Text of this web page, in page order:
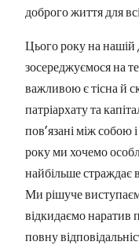
доброго життя для
Цього року на нашій
зосереджуємося на
важливою є тісна й
патріархату та
пов’язані між собою
року ми хочемо
найбільше страждає
Ми рішуче
відкидаємо наратив
повну